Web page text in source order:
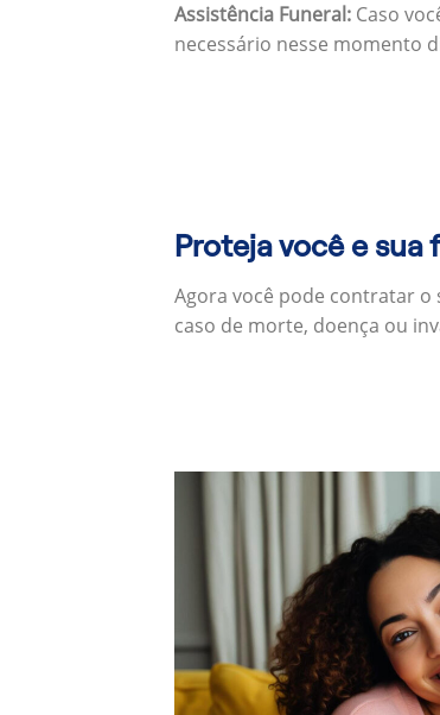
Assistência Funeral: Caso
necessário nesse momento
Proteja você e sua
Agora você pode contratar o
caso de morte, doença ou